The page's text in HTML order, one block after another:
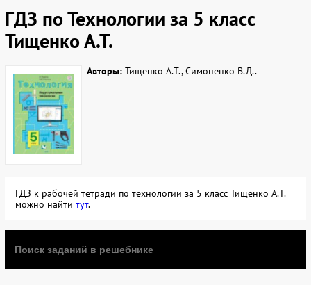
ГДЗ по Технологии за 5 класс
Тищенко А.Т.
Авторы:Тищенко А.Т., Симоненко В.Д..
ГДЗ к рабочей тетради по технологии за 5 класс Тищенко А.Т.
можно найти тут.